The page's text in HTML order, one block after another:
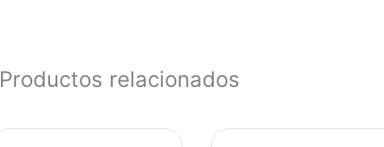
Productos relacionados